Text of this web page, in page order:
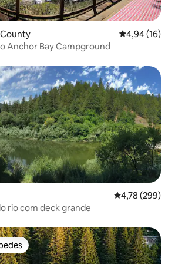
County 4,94 de uma
4,94 (16)
Anchor Bay Campground
4,78 de uma
4,78 (299)
rio com deck grande